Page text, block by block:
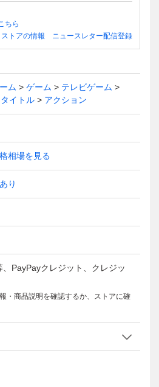
ちら
ストアの情報
ニュースレター配信登録
ム ゲーム
テレビゲーム
タイトル アクション
相場を見る
り
、PayPayクレジット、クレジッ
・商品説明を確認するか、ストアに確